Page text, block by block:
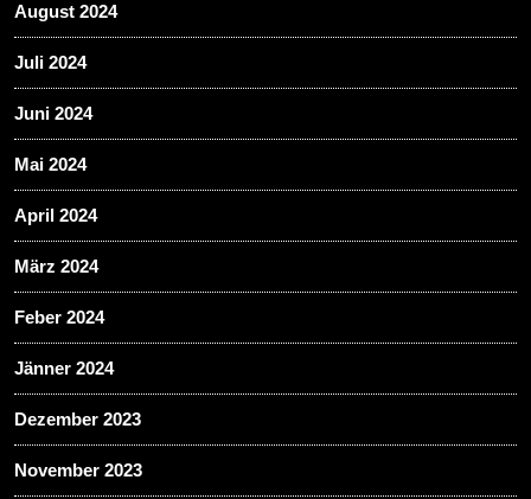
August 2024
Juli 2024
Juni 2024
Mai 2024
April 2024
März 2024
Feber 2024
Jänner 2024
Dezember 2023
November 2023